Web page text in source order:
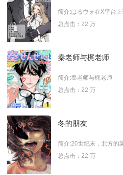
简介:はるウォ在X平台
总点击：22 万
秦老师与梶老师
简介:秦老师与梶老师
总点击：22 万
冬的朋友
简介:20世纪末，北方的
总点击：22 万